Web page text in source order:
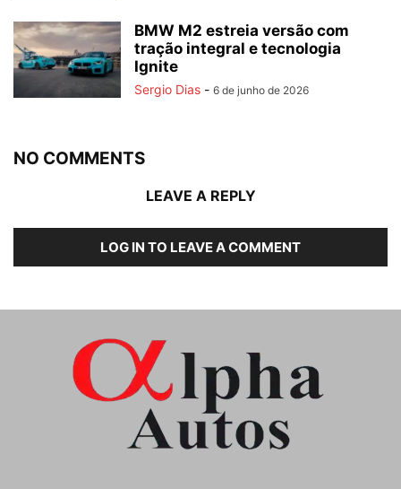
BMW M2 estreia versão com
tração integral e tecnologia
Ignite
Sergio Dias - 6 de junho de 2026
NO COMMENTS
LEAVE A REPLY
LOG IN TO LEAVE A COMMENT